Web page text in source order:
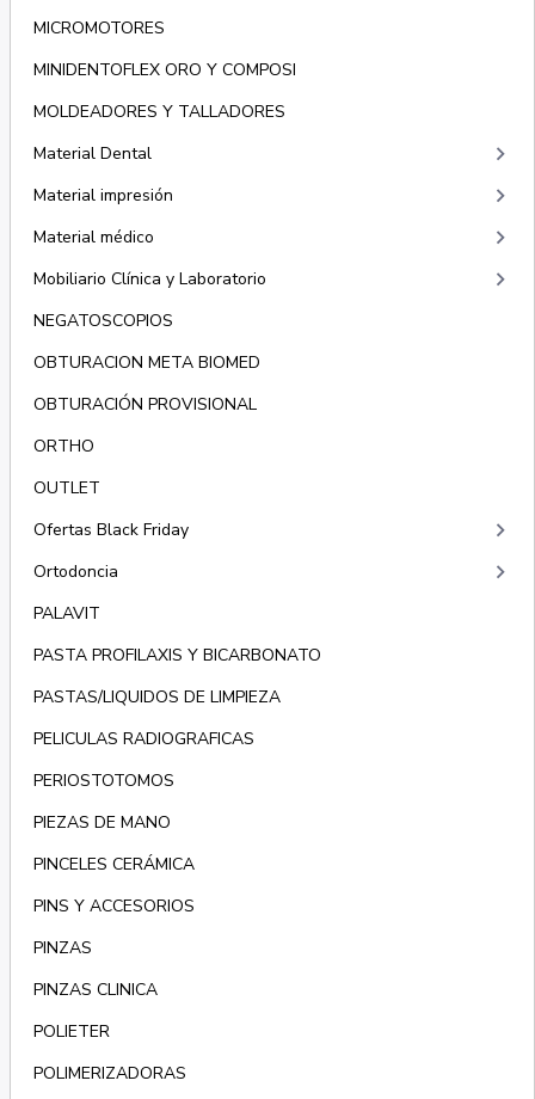
MICROMOTORES
MINIDENTOFLEX ORO Y COMPOSI
MOLDEADORES Y TALLADORES
Material Dental
keyboard_arrow_right
Material impresión keyboard_arrow_right
Material médico keyboard_arrow_right
Mobiliario Clínica y Laboratorio keyboard_arrow_right
NEGATOSCOPIOS
OBTURACION META BIOMED
OBTURACIÓN PROVISIONAL
ORTHO
OUTLET
Ofertas Black Friday
keyboard_arrow_right
Ortodoncia keyboard_arrow_right
PALAVIT
PASTA PROFILAXIS Y BICARBONATO
PASTAS/LIQUIDOS DE LIMPIEZA
PELICULAS RADIOGRAFICAS
PERIOSTOTOMOS
PIEZAS DE MANO
PINCELES CERÁMICA
PINS Y ACCESORIOS
PINZAS
PINZAS CLINICA
POLIETER
POLIMERIZADORAS